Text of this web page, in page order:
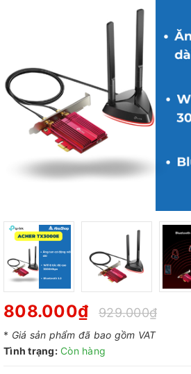
808.000₫ 929.000₫
* Giá sản phẩm đã bao gồm VAT
Tình trạng: Còn hàng